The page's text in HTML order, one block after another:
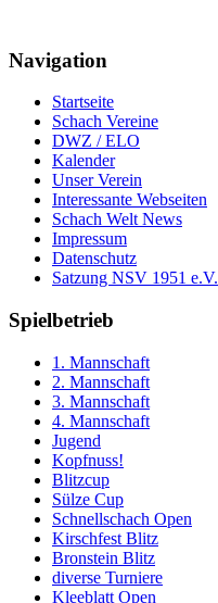
Navigation
Startseite
Schach Vereine
DWZ / ELO
Kalender
Unser Verein
Interessante Webseiten
Schach Welt News
Impressum
Datenschutz
Satzung NSV 1951 e.V.
Spielbetrieb
1. Mannschaft
2. Mannschaft
3. Mannschaft
4. Mannschaft
Jugend
Kopfnuss!
Blitzcup
Sülze Cup
Schnellschach Open
Kirschfest Blitz
Bronstein Blitz
diverse Turniere
Kleeblatt Open